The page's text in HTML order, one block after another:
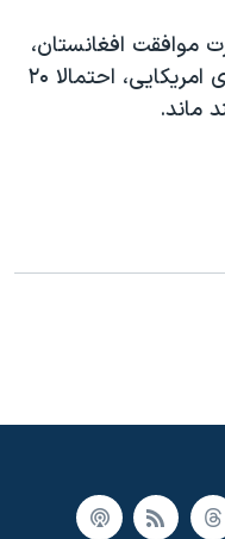
موافقت افغانستان،
پس از پايان ماموريت رزمی نيروهای امريکايی، احتمالا ۲۰
ماند.